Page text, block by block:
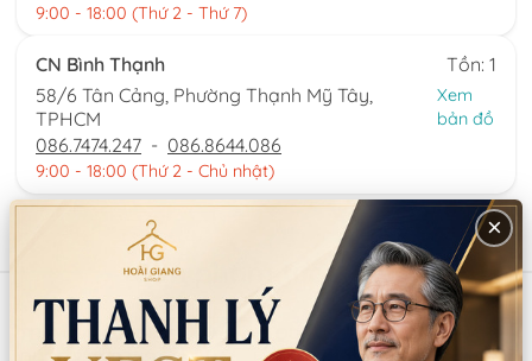
9:00 - 18:00 (Thứ 2 - Thứ 7)
CN Bình Thạnh
Tồn: 1
58/6 Tân Cảng, Phường Thạnh Mỹ Tây,
TPHCM
Xem
bản đồ
086.7474.247 - 086.8644.086
9:00 - 18:00 (Thứ 2 - Chủ nhật)
Sản phẩm tương tự
TRẦM CÀI CỔ TRANG TRUNG
Mã:
QUẠT CƯỚI TRUNG QUỐC
Mã:SP12831
×